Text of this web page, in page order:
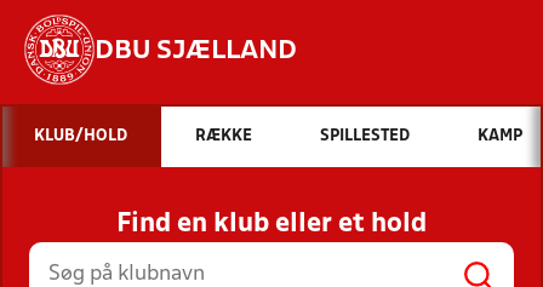
DBU SJÆLLAND
Hvad vil du søge efter?
INDHOLD OG NYHEDER
STILLINGER, RESULTATER, KLUBBER OG
HOLD
KLUB/HOLD RÆKKE SPILLESTED KAMP
Find en klub eller et hold